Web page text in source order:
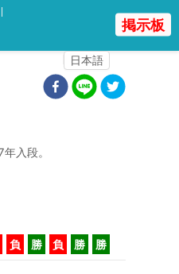
日本語
掲示板
入段。
負 勝 負 勝 勝